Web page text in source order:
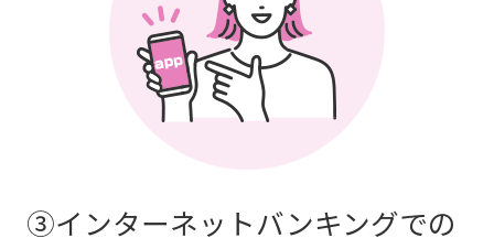
③インターネットバンキングでの